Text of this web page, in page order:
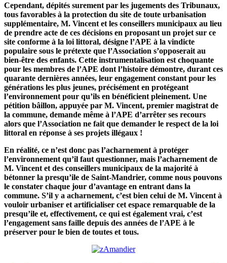
Cependant, dépités surement par les jugements des Tribunaux,
tous favorables à la protection du site de toute urbanisation
supplémentaire, M. Vincent et les conseillers municipaux au lieu
de prendre acte de ces décisions en proposant un projet sur ce
site conforme à la loi littoral, désigne l’APE à la vindicte
populaire sous le prétexte que l’Association s’opposerait au
bien-être des enfants. Cette instrumentalisation est choquante
pour les membres de l’APE dont l’histoire démontre, durant ces
quarante dernières années, leur engagement constant pour les
générations les plus jeunes, précisément en protégeant
l’environnement pour qu’ils en bénéficient pleinement. Une
pétition bâillon, appuyée par M. Vincent, premier magistrat de
la commune, demande même à l’APE d’arrêter ses recours
alors que l’Association ne fait que demander le respect de la loi
littoral en réponse à ses projets illégaux !
En réalité, ce n’est donc pas l’acharnement à protéger
l’environnement qu’il faut questionner, mais l’acharnement de
M. Vincent et des conseillers municipaux de la majorité à
bétonner la presqu’ile de Saint-Mandrier, comme nous pouvons
le constater chaque jour d’avantage en entrant dans la
commune. S’il y a acharnement, c’est bien celui de M. Vincent à
vouloir urbaniser et artificialiser cet espace remarquable de la
presqu’ile et, effectivement, ce qui est également vrai, c’est
l’engagement sans faille depuis des années de l’APE à le
préserver pour le bien de toutes et tous.